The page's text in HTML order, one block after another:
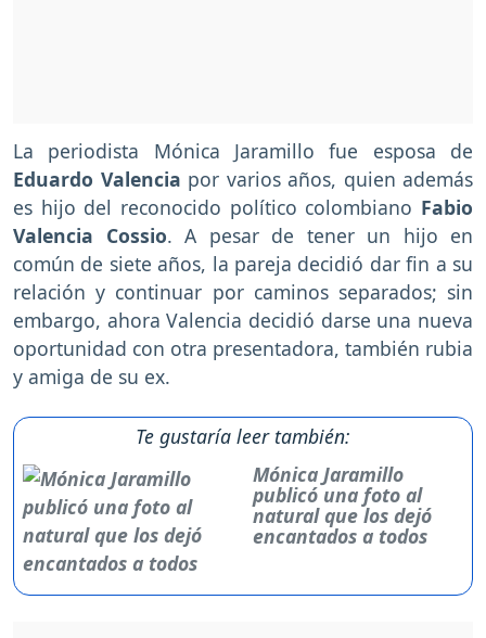
La periodista Mónica Jaramillo fue esposa de
Eduardo Valencia por varios años, quien además
es hijo del reconocido político colombiano Fabio
Valencia Cossio. A pesar de tener un hijo en
común de siete años, la pareja decidió dar fin a su
relación y continuar por caminos separados; sin
embargo, ahora Valencia decidió darse una nueva
oportunidad con otra presentadora, también rubia
y amiga de su ex.
Te gustaría leer también:
Mónica Jaramillo
publicó una foto al
natural que los dejó
encantados a todos